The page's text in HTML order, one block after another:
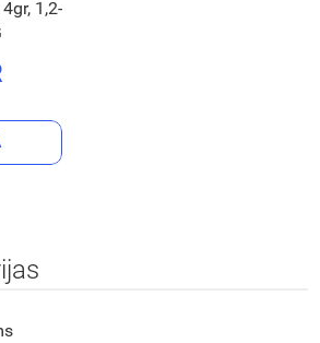
1,2-